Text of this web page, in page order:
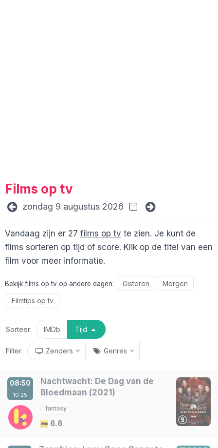
Films op tv
zondag 9 augustus 2026
Vandaag zijn er 27 films op tv te zien. Je kunt de
films sorteren op tijd of score. Klik op de titel van een
film voor meer informatie.
Bekijk films op tv op andere dagen: Gisteren Morgen
Filmtips op tv
Filter: Zenders Genres
Sorteer: IMDb Tijd
Standaard zenders alles/niks
NPO 1
NPO 2
NPO 3
Genre alles/ niks
actie
animatie
avontuur
08:50
…
10:25
Nachtwacht: De Dag van de
Bloedmaan (2021)
fantasy
6.6